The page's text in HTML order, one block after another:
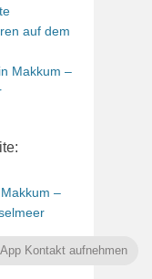
auf dem
Makkum –
–
Kontakt aufnehmen